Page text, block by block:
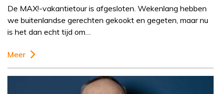
De MAX!-vakantietour is afgesloten. Wekenlang hebben
we buitenlandse gerechten gekookt en gegeten, maar nu
is het dan echt tijd om…
Meer